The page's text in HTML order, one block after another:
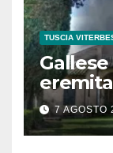
TUSCIA
secolo
7 AGOSTO